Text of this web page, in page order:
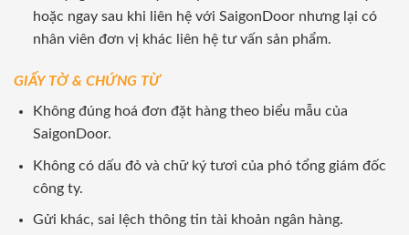
hoặc ngay sau khi liên hệ với SaigonDoor nhưng lại có
nhân viên đơn vị khác liên hệ tư vấn sản phẩm.
GIẤY TỜ & CHỨNG TỪ
Không đúng hoá đơn đặt hàng theo biểu mẫu của
SaigonDoor.
Không có dấu đỏ và chữ ký tươi của phó tổng giám đốc
công ty.
Gửi khác, sai lệch thông tin tài khoản ngân hàng.